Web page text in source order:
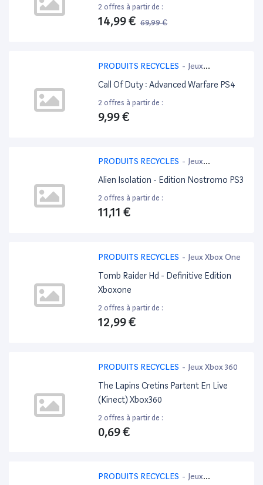
2 offres à partir de :
14,99 € 69,99 €
PRODUITS RECYCLES - Jeux
PlayStation 4
Call Of Duty : Advanced Warfare PS4
2 offres à partir de :
9,99 €
PRODUITS RECYCLES - Jeux
PlayStation 3
Alien Isolation - Edition Nostromo PS3
2 offres à partir de :
11,11 €
PRODUITS RECYCLES - Jeux Xbox One
Tomb Raider Hd - Definitive Edition
Xboxone
2 offres à partir de :
12,99 €
PRODUITS RECYCLES - Jeux Xbox 360
The Lapins Cretins Partent En Live
(Kinect) Xbox360
2 offres à partir de :
0,69 €
PRODUITS RECYCLES - Jeux